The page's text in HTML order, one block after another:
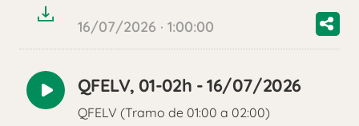
16/07/2026 · 1:00:00
Reproducir
audio
QFELV, 01-02h - 16/07/2026
QFELV (Tramo de 01:00 a 02:00)